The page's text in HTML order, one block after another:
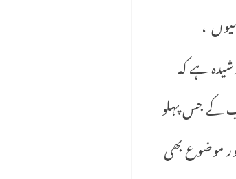
،
ہے کہ
کے جس پہلو
موضوع بھی